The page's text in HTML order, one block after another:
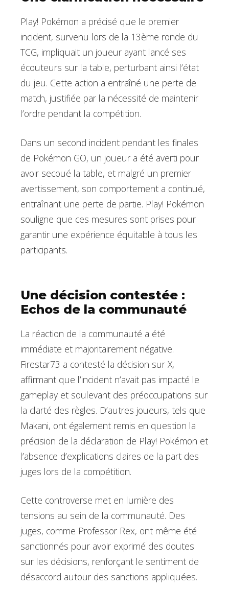
Play! Pokémon a précisé que le premier
incident, survenu lors de la 13ème ronde du
TCG, impliquait un joueur ayant lancé ses
écouteurs sur la table, perturbant ainsi l’état
du jeu. Cette action a entraîné une perte de
match, justifiée par la nécessité de maintenir
l’ordre pendant la compétition.
Dans un second incident pendant les finales
de Pokémon GO, un joueur a été averti pour
avoir secoué la table, et malgré un premier
avertissement, son comportement a continué,
entraînant une perte de partie. Play! Pokémon
souligne que ces mesures sont prises pour
garantir une expérience équitable à tous les
participants.
Une décision contestée :
Echos de la communauté
La réaction de la communauté a été
immédiate et majoritairement négative.
Firestar73 a contesté la décision sur X,
affirmant que l’incident n’avait pas impacté le
gameplay et soulevant des préoccupations sur
la clarté des règles. D’autres joueurs, tels que
Makani, ont également remis en question la
précision de la déclaration de Play! Pokémon et
l’absence d’explications claires de la part des
juges lors de la compétition.
Cette controverse met en lumière des
tensions au sein de la communauté. Des
juges, comme Professor Rex, ont même été
sanctionnés pour avoir exprimé des doutes
sur les décisions, renforçant le sentiment de
désaccord autour des sanctions appliquées.